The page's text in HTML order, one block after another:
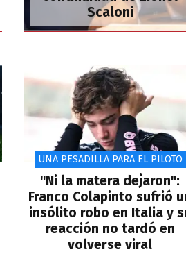
Scaloni
UNA PESADILLA PARA EL PILOTO
"Ni la matera dejaron":
Franco Colapinto sufrió
insólito robo en Italia y
reacción no tardó en
volverse viral